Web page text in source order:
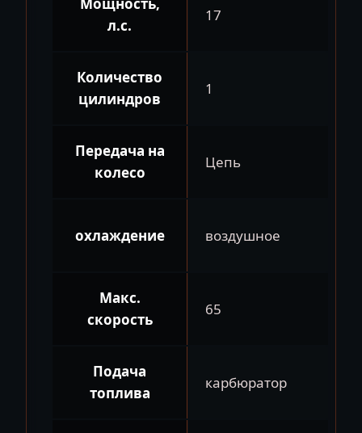
л.с.
17
Количество
цилиндров
1
Передача на
колесо
Цепь
охлаждение воздушное
Макс.
скорость
65
Подача
топлива
карбюратор